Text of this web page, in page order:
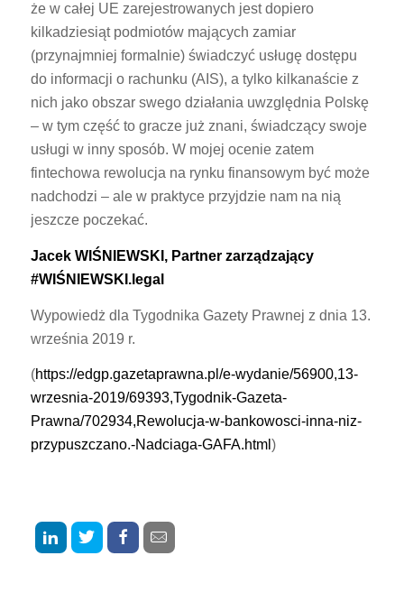
że w całej UE zarejestrowanych jest dopiero
kilkadziesiąt podmiotów mających zamiar
(przynajmniej formalnie) świadczyć usługę dostępu
do informacji o rachunku (AIS), a tylko kilkanaście z
nich jako obszar swego działania uwzględnia Polskę
– w tym część to gracze już znani, świadczący swoje
usługi w inny sposób. W mojej ocenie zatem
fintechowa rewolucja na rynku finansowym być może
nadchodzi – ale w praktyce przyjdzie nam na nią
jeszcze poczekać.
Jacek WIŚNIEWSKI, Partner zarządzający
#WIŚNIEWSKI.legal
Wypowiedż dla Tygodnika Gazety Prawnej z dnia 13.
września 2019 r.
(https://edgp.gazetaprawna.pl/e-wydanie/56900,13-
wrzesnia-2019/69393,Tygodnik-Gazeta-
Prawna/702934,Rewolucja-w-bankowosci-inna-niz-
przypuszczano.-Nadciaga-GAFA.html )